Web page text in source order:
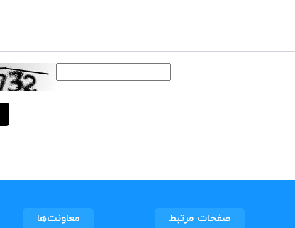
صفحات مرتبط معاونت‌ها